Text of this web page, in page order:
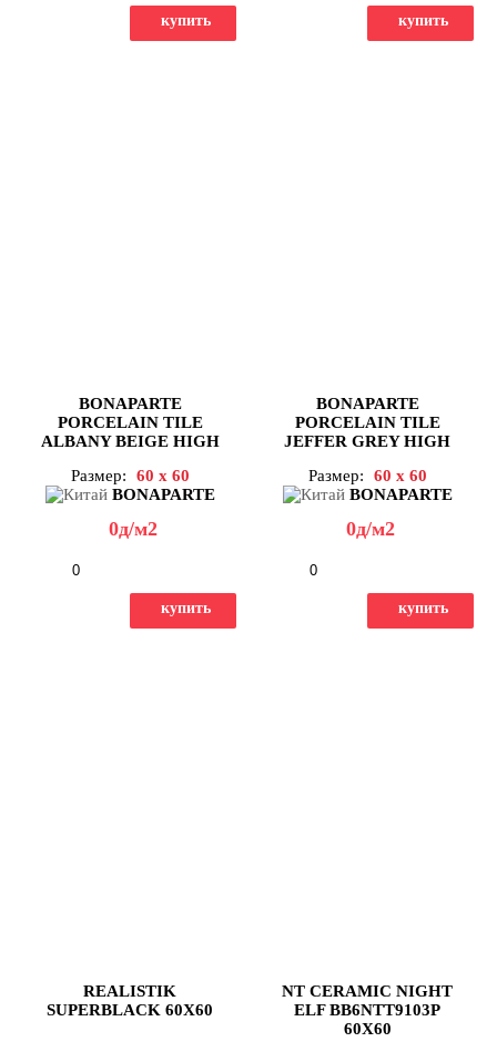
купить купить
BONAPARTE
PORCELAIN TILE
ALBANY BEIGE HIGH
Размер:
60 x 60
BONAPARTE
0д/м2
купить
BONAPARTE
PORCELAIN TILE
JEFFER GREY HIGH
Размер:
60 x 60
BONAPARTE
0д/м2
купить
REALISTIK
SUPERBLACK 60X60
NT CERAMIC NIGHT
ELF BB6NTT9103P
60X60